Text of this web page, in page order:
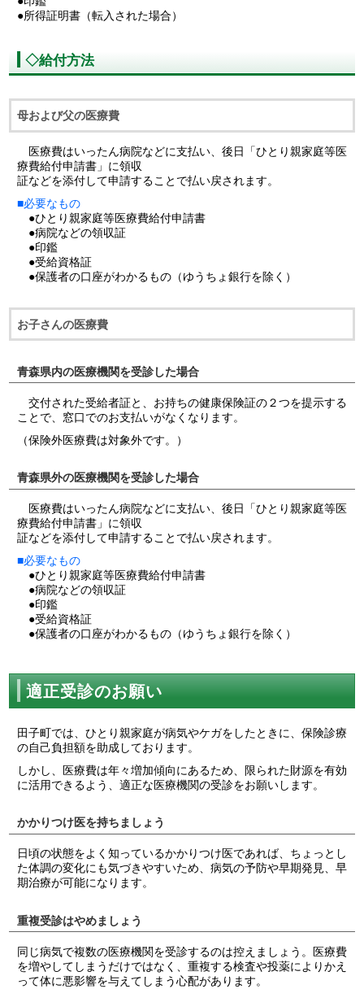
●所得証明書（転入された場合）
◇給付方法
母および父の医療費
医療費はいったん病院などに支払い、後日「ひとり親家庭等医
療費給付申請書」に領収
証などを添付して申請することで払い戻されます。
■必要なもの
●ひとり親家庭等医療費給付申請書
●病院などの領収証
●印鑑
●受給資格証
●保護者の口座がわかるもの（ゆうちょ銀行を除く）
お子さんの医療費
青森県内の医療機関を受診した場合
交付された受給者証と、お持ちの健康保険証の２つを提示する
ことで、窓口でのお支払いがなくなります。
（保険外医療費は対象外です。）
青森県外の医療機関を受診した場合
医療費はいったん病院などに支払い、後日「ひとり親家庭等医
療費給付申請書」に領収
証などを添付して申請することで払い戻されます。
■必要なもの
●ひとり親家庭等医療費給付申請書
●病院などの領収証
●印鑑
●受給資格証
●保護者の口座がわかるもの（ゆうちょ銀行を除く）
適正受診のお願い
田子町では、ひとり親家庭が病気やケガをしたときに、保険診療
の自己負担額を助成しております。
しかし、医療費は年々増加傾向にあるため、限られた財源を有効
に活用できるよう、適正な医療機関の受診をお願いします。
かかりつけ医を持ちましょう
日頃の状態をよく知っているかかりつけ医であれば、ちょっとし
た体調の変化にも気づきやすいため、病気の予防や早期発見、早
期治療が可能になります。
重複受診はやめましょう
同じ病気で複数の医療機関を受診するのは控えましょう。医療費
を増やしてしまうだけではなく、重複する検査や投薬によりかえ
って体に悪影響を与えてしまう心配があります。